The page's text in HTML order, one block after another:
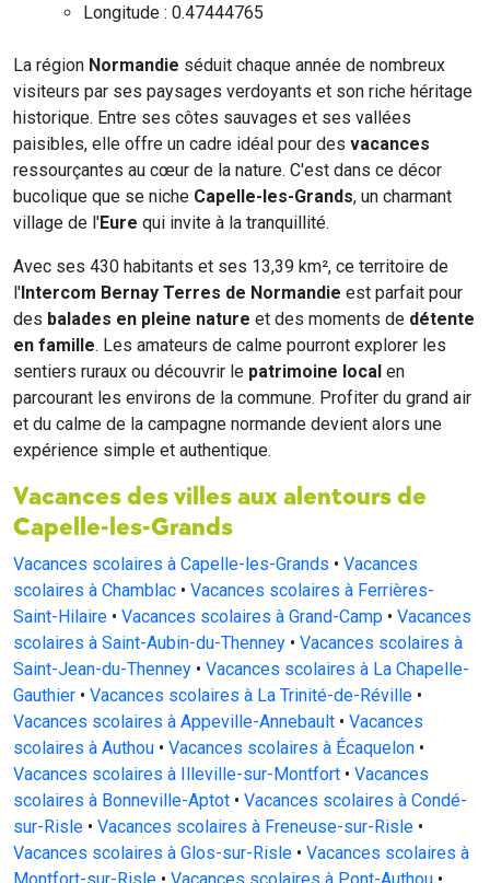
Longitude : 0.47444765
La région Normandie séduit chaque année de nombreux
visiteurs par ses paysages verdoyants et son riche héritage
historique. Entre ses côtes sauvages et ses vallées
paisibles, elle offre un cadre idéal pour des vacances
ressourçantes au cœur de la nature. C'est dans ce décor
bucolique que se niche Capelle-les-Grands, un charmant
village de l'Eure qui invite à la tranquillité.
Avec ses 430 habitants et ses 13,39 km², ce territoire de
l'Intercom Bernay Terres de Normandie est parfait pour
des balades en pleine nature et des moments de détente
en famille. Les amateurs de calme pourront explorer les
sentiers ruraux ou découvrir le patrimoine local en
parcourant les environs de la commune. Profiter du grand air
et du calme de la campagne normande devient alors une
expérience simple et authentique.
Vacances des villes aux alentours de
Capelle-les-Grands
Vacances scolaires à Capelle-les-Grands • Vacances
scolaires à Chamblac • Vacances scolaires à Ferrières-
Saint-Hilaire • Vacances scolaires à Grand-Camp • Vacances
scolaires à Saint-Aubin-du-Thenney • Vacances scolaires à
Saint-Jean-du-Thenney • Vacances scolaires à La Chapelle-
Gauthier • Vacances scolaires à La Trinité-de-Réville •
Vacances scolaires à Appeville-Annebault • Vacances
scolaires à Authou • Vacances scolaires à Écaquelon •
Vacances scolaires à Illeville-sur-Montfort • Vacances
scolaires à Bonneville-Aptot • Vacances scolaires à Condé-
sur-Risle • Vacances scolaires à Freneuse-sur-Risle •
Vacances scolaires à Glos-sur-Risle • Vacances scolaires à